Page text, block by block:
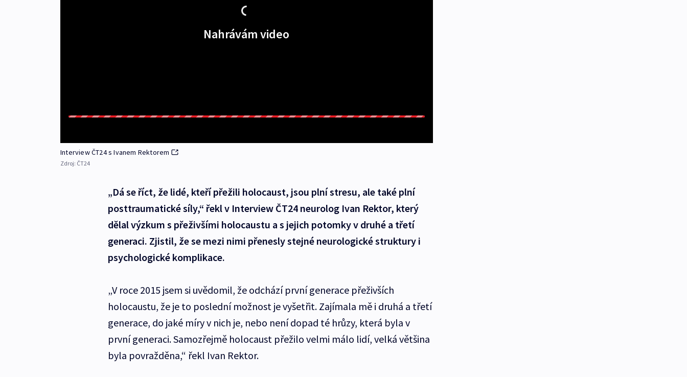
Nahrávám video
Interview ČT24 s Ivanem Rektorem
Zdroj: ČT24
„Dá se říct, že lidé, kteří přežili holocaust, jsou plní stresu, ale také plní
posttraumatické síly,“ řekl v Interview ČT24 neurolog Ivan Rektor, který
dělal výzkum s přeživšími holocaustu a s jejich potomky v druhé a třetí
generaci. Zjistil, že se mezi nimi přenesly stejné neurologické struktury i
psychologické komplikace.
„V roce 2015 jsem si uvědomil, že odchází první generace přeživších
holocaustu, že je to poslední možnost je vyšetřit. Zajímala mě i druhá a třetí
generace, do jaké míry v nich je, nebo není dopad té hrůzy, která byla v
první generaci. Samozřejmě holocaust přežilo velmi málo lidí, velká většina
byla povražděna,“ řekl Ivan Rektor.